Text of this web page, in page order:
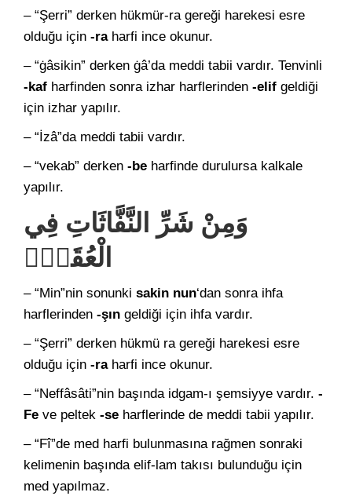
– “Şerri” derken hükmür-ra gereği harekesi esre
olduğu için -raharfi ince okunur.
– “ġâsikin” derken ġâ’da meddi tabii vardır. Tenvinli
-kaf harfinden sonra izhar harflerinden -elif geldiği
için izhar yapılır.
– “İzâ”da meddi tabii vardır.
– “vekab” derken -be harfinde durulursa kalkale
yapılır.
وَمِنْ شَرِّ النَّفَّاثَاتِ فِي
الْعُقَدِۙ
– “Min”nin sonunki sakin nun‘dan sonra ihfa
harflerinden -şın geldiği için ihfa vardır.
– “Şerri” derken hükmü ra gereği harekesi esre
olduğu için -raharfi ince okunur.
– “Neffâsâti”nin başında idgam-ı şemsiyye vardır. -
Fe ve peltek -se harflerinde de meddi tabii yapılır.
– “Fî”de med harfi bulunmasına rağmen sonraki
kelimenin başında elif-lam takısı bulunduğu için
med yapılmaz.